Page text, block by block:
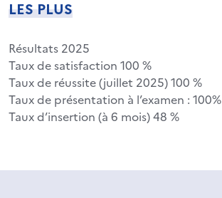
LES PLUS
Résultats 2025
Taux de satisfaction 100 %
Taux de réussite (juillet 2025) 100 %
Taux de présentation à l’examen : 100%
Taux d’insertion (à 6 mois) 48 %